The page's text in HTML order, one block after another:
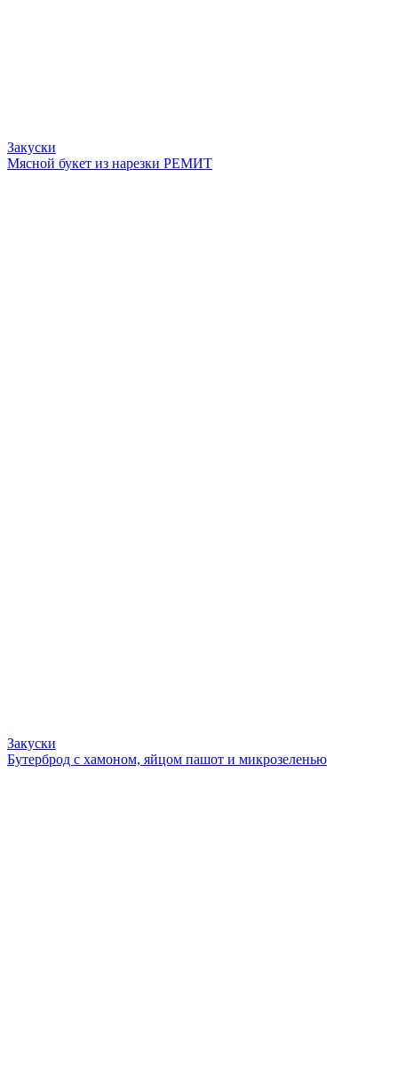
Закуски
Мясной букет из нарезки РЕМИТ
Закуски
Бутерброд с хамоном, яйцом пашот и микрозеленью